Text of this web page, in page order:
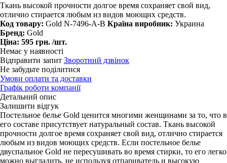
Ткань высокой прочности долгое время сохраняет свой вид,
отлично стирается любым из видов моющих средств.
Код товару: Gold N-7496-A-B Країна виробник: Украина
Бренд: Gold
Ціна: 595 грн. /шт.
Немає у наявності
Відправити запит Зворотний дзвінок
Не забудьте поділитися
Умови оплати та доставки
Графік роботи компанії
Детальний опис
Залишити відгук
Постельное белье Gold ценится многими женщинами за то, что в
его составе присутствует натуральный состав. Ткань высокой
прочности долгое время сохраняет свой вид, отлично стирается
любым из видов моющих средств. Если постельное белье
двуспальное Gold не пересушивать во время стирки, то его легко
можно выгладить, не используя отпариватель и высокую